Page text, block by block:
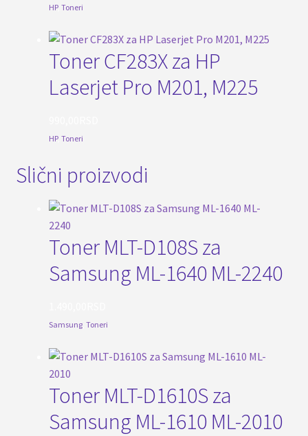
HP, Toneri
Toner CF283X za HP
Laserjet Pro M201, M225
HP, Toneri
Slični proizvodi
Toner MLT-D108S za
Samsung ML-1640 ML-2240
Samsung, Toneri
Toner MLT-D1610S za
Samsung ML-1610 ML-2010